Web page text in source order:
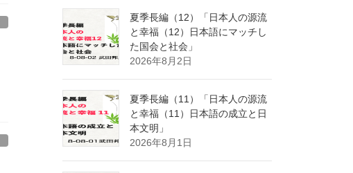
夏季長編（12）「日本人の源流
と幸福（12）日本語にマッチし
た国会と社会」
2026年8月2日
夏季長編（11）「日本人の源流
と幸福（11）日本語の成立と日
本文明」
2026年8月1日